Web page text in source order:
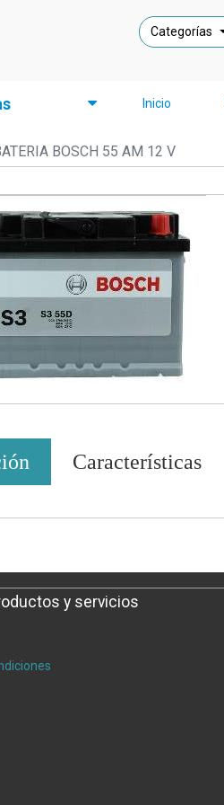
Categorías
Inicio
BOSCH 55 AM 12 V
Características
y servicios